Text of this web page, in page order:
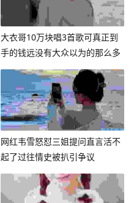
大衣哥10万块唱3首歌可真正到
手的钱远没有大众以为的那么多
网红韦雪怒怼三姐提问直言活不
起了过往情史被扒引争议